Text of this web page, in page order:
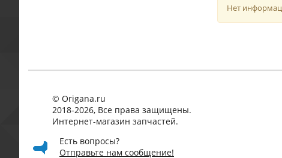
Нет
© Origana.ru
2018-2026, Все права защищены.
Интернет-магазин запчастей.
Есть вопросы?
Отправьте нам сообщение!